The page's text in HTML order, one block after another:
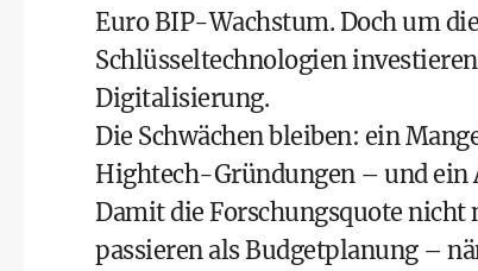
Euro BIP-Wachstum. Doch um
Schlüsseltechnologien
Digitalisierung.
Die Schwächen bleiben: ein
Hightech-Gründungen – und ein
Damit die Forschungsquote
passieren als Budgetplanung –